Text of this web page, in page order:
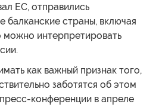
ЕС, отправились
балканские страны, включая
интерпретировать
как важный признак того,
заботятся об этом
конференции в апреле